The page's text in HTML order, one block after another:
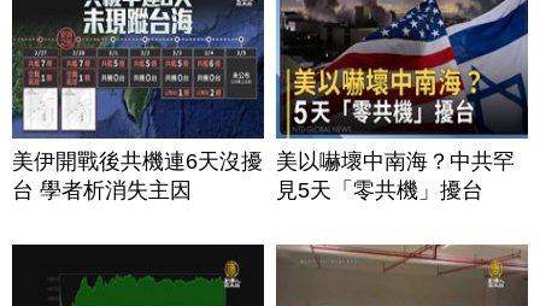
美伊開戰後共機連6天沒擾
台 學者析消失主因
美以嚇壞中南海？中共罕
見5天「零共機」擾台